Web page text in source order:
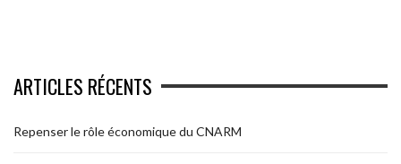
ARTICLES RÉCENTS
Repenser le rôle économique du CNARM